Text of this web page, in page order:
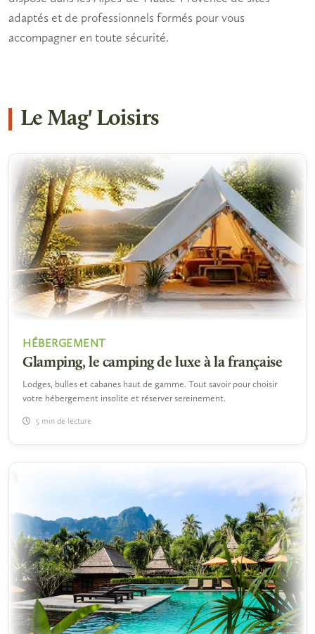
adaptés et de professionnels formés pour vous
accompagner en toute sécurité.
Le Mag' Loisirs
HÉBERGEMENT
Glamping, le camping de luxe à la française
Lodges, bulles et cabanes haut de gamme. Tout savoir pour choisir
votre hébergement insolite et réserver sereinement.
5 min de lecture